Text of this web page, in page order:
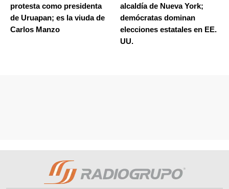
protesta como presidenta
de Uruapan; es la viuda de
Carlos Manzo
alcaldía de Nueva York;
demócratas dominan
elecciones estatales en EE.
UU.